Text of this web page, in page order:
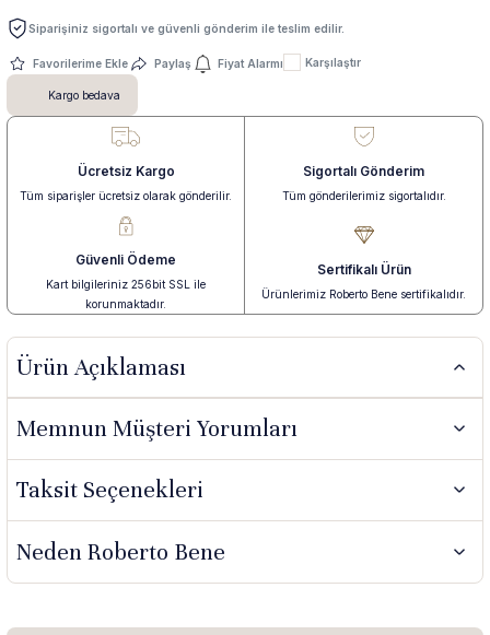
Siparişiniz sigortalı ve güvenli gönderim ile teslim edilir.
Paylaş Fiyat Alarmı Karşılaştır
Kargo bedava
Ücretsiz Kargo
Tüm siparişler ücretsiz olarak gönderilir.
Sigortalı Gönderim
Tüm gönderilerimiz sigortalıdır.
Güvenli Ödeme
Kart bilgileriniz 256bit SSL ile
korunmaktadır.
Sertifikalı Ürün
Ürünlerimiz Roberto Bene sertifikalıdır.
Ürün Açıklaması
Memnun Müşteri Yorumları
Taksit Seçenekleri
Neden Roberto Bene